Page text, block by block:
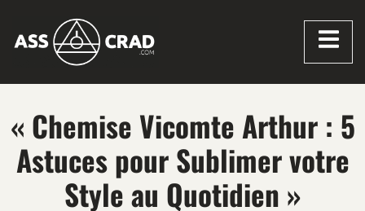
« Chemise Vicomte Arthur : 5
Astuces pour Sublimer votre
Style au Quotidien »